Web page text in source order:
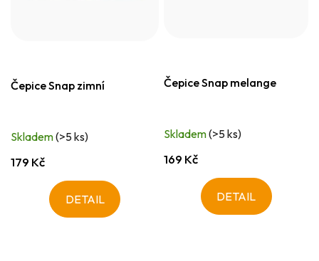
Čepice Snap zimní
Skladem(>5 ks)
179 Kč
DETAIL
Čepice Snap melange
Skladem(>5 ks)
169 Kč
DETAIL